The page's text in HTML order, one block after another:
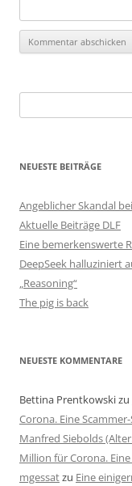
nach:
NEUESTE BEITRÄGE
Angeblicher Skandal
Aktuelle Beiträge DLF
Eine bemerkenswerte
DeepSeek halluziniert
„Reasoning“
The pig is back
NEUESTE KOMMENTARE
Bettina Prentkowskizu
Corona. Eine
Manfred Siebolds
Million für Corona.
mgessatzu Eine